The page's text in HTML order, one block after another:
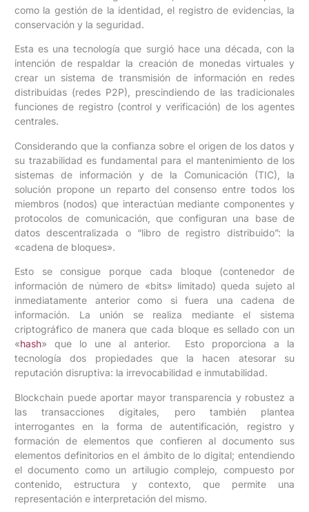
como la gestión de la identidad, el registro de evidencias, la
conservación y la seguridad.
Esta es una tecnología que surgió hace una década, con la
intención de respaldar la creación de monedas virtuales y
crear un sistema de transmisión de información en redes
distribuidas (redes P2P), prescindiendo de las tradicionales
funciones de registro (control y verificación) de los agentes
centrales.
Considerando que la confianza sobre el origen de los datos y
su trazabilidad es fundamental para el mantenimiento de los
sistemas de información y de la Comunicación (TIC), la
solución propone un reparto del consenso entre todos los
miembros (nodos) que interactúan mediante componentes y
protocolos de comunicación, que configuran una base de
datos descentralizada o “libro de registro distribuido”: la
«cadena de bloques».
Esto se consigue porque cada bloque (contenedor de
información de número de «bits» limitado) queda sujeto al
inmediatamente anterior como si fuera una cadena de
información. La unión se realiza mediante el sistema
criptográfico de manera que cada bloque es sellado con un
«hash» que lo une al anterior. Esto proporciona a la
tecnología dos propiedades que la hacen atesorar su
reputación disruptiva: la irrevocabilidad e inmutabilidad.
Blockchain puede aportar mayor transparencia y robustez a
las transacciones digitales, pero también plantea
interrogantes en la forma de autentificación, registro y
formación de elementos que confieren al documento sus
elementos definitorios en el ámbito de lo digital; entendiendo
el documento como un artilugio complejo, compuesto por
contenido, estructura y contexto, que permite una
representación e interpretación del mismo.